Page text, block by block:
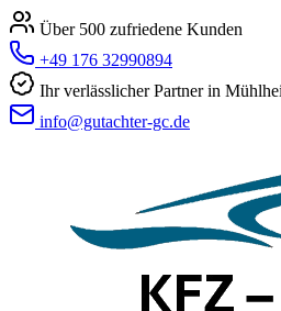
Über 500 zufriedene Kunden
+49 176 32990894
Ihr verlässlicher Partner in
info@gutachter-gc.de